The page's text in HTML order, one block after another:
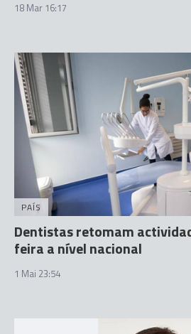
18 Mar 16:17
PAÍS
Dentistas retomam
feira a nível nacional
1 Mai 23:54